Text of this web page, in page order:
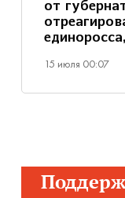
от
15 июля 00:07